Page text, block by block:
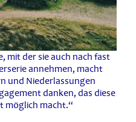
mit der sie auch nach fast
annehmen, macht
und Niederlassungen
danken, das diese
möglich macht.“